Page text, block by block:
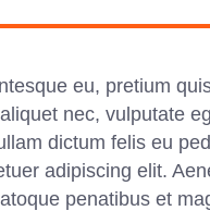
eu, pretium
nec, vulputate
dictum felis eu
adipiscing elit.
penatibus et